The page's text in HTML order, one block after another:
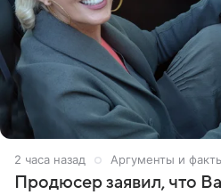
2 часа назад Аргументы и
Продюсер заявил, что